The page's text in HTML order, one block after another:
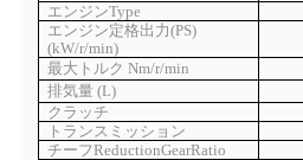
エンジンType
エンジン定格出力(PS)
(kW/r/min)
最大トルク Nm/r/min
排気量 (L)
クラッチ
トランスミッション
チーフReductionGearRatio